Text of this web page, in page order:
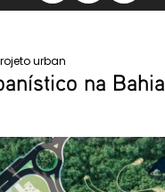
urbanistico bahia
na Bahia